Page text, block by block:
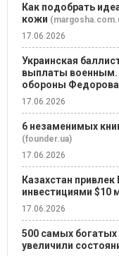
Как подобрать
кожи
17.06.2026
Украинская
выплаты военным.
обороны Федорова
17.06.2026
6 незаменимых
(founder.ua)
17.06.2026
Казахстан
инвестициями $10
17.06.2026
500 самых
увеличили